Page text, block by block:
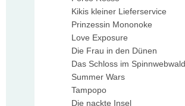
Kikis kleiner Lieferservice
Prinzessin Mononoke
Love Exposure
Die Frau in den Dünen
Das Schloss im Spinnwebwald
Summer Wars
Tampopo
Die nackte Insel